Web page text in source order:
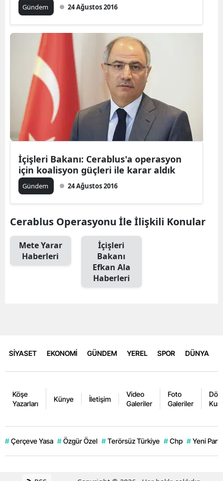
Gündem 24 Ağustos 2016
İçişleri Bakanı: Cerablus'a operasyon
için koalisyon güçleri ile karar aldık
Gündem 24 Ağustos 2016
Cerablus Operasyonu İle İlişkili Konular
Mete Yarar
Haberleri
İçişleri
Bakanı
Efkan Ala
Haberleri
SİYASET EKONOMİ GÜNDEM YEREL SPOR DÜNYA
Köşe
Yazarları
Künye İletişim
Video
Galeriler
Foto
Galeriler
# Çerçeve Yasa # Özgür Özel # Terörsüz Türkiye # Chp # Yeni Parti